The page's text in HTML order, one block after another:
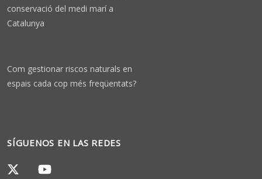
conservació del medi marí a
Catalunya
Com gestionar riscos naturals en
espais cada cop més freqüentats?
SÍGUENOS EN LAS REDES